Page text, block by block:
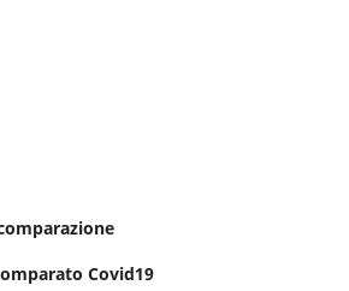
Covid19